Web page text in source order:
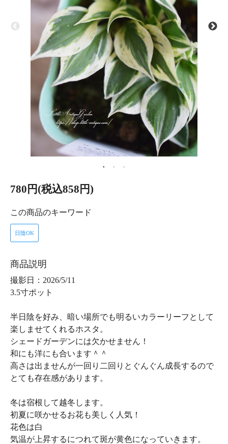
780円(税込858円)
この商品のキーワード
日陰OK
商品説明
撮影日：2026/5/11
3.5寸ポット
半日陰を好み、暗い場所でも明るいカラーリーフとして
楽しませてくれるホスタ。
シェードガーデンには欠かせません！
和にも洋にも合います＾＾
高さは出ませんが一回り二回りとぐんぐん成長するので
とても存在感があります。
冬は宿根して越冬します。
初夏に咲かせるお花も美しく人気！
花色は白
気温が上昇するにつれて斑が黄色になっていきます。